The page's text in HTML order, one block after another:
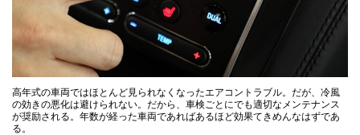
高年式の車両ではほとんど見られなくなったエアコントラブル。だが、冷風
の効きの悪化は避けられない。だから、車検ごとにでも適切なメンテナンス
が奨励される。年数が経った車両であればあるほど効果てきめんなはずであ
る。